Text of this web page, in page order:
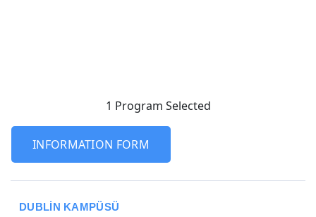
1 Program Selected
INFORMATION FORM
DUBLIN KAMPÜSÜ